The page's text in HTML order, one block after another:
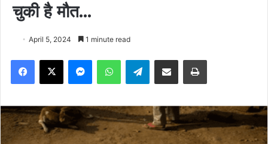
चुकी है मौत…
April 5, 2024 1 minute read
Facebook
X MessengerWhatsAppTelegramShare via Email Print